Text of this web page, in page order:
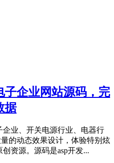
子企业网站源码，完
据
业、开关电源行业、电器行
的动态效果设计，体验特别炫
资源。源码是asp开发...